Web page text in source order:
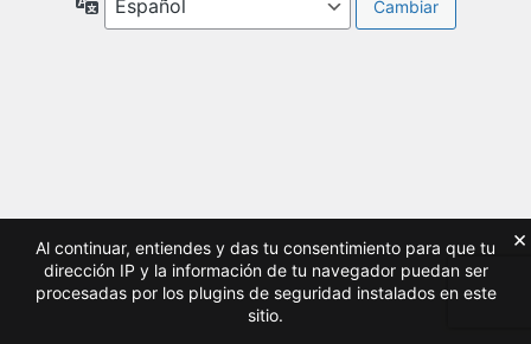
Al continuar, entiendes y das tu consentimiento para que tu
dirección IP y la información de tu navegador puedan ser
procesadas por los plugins de seguridad instalados en este
sitio.
×